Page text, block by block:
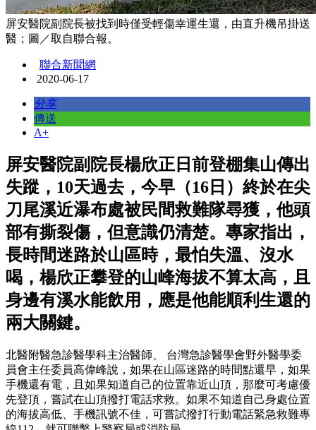
屏安醫院副院長被找到時僅受輕傷幸運生還，由直升機吊掛送
醫；圖／取自聯合報。
聯合新聞網
2020-06-17
分享
傳送
A+
屏安醫院副院長楊欣正日前登棚集山傳出
失蹤，10天過去，今早（16日）終於在尖
刀尾溪近瀑布處被民間救難隊尋獲，他頭
部有撕裂傷，但意識仍清楚。專家指出，
長時間迷路於山區時，最怕失溫、沒水
喝，楊欣正攀登的山峰海拔不算太高，且
身邊有溪水能飲用，應是他能順利生還的
兩大關鍵。
北醫附醫急診醫學科主治醫師、 台灣急診醫學會野外醫學委
員會主任委員高偉峰說，如果在山區迷路的時間點還早，如果
手機還有電，且如果知道自己的位置靠近山頂，那麼可考慮優
先登頂，嘗試在山頂撥打電話求救。如果不知道自己身處位置
的海拔高低、手機訊號不佳，可嘗試撥打行動電話緊急救難專